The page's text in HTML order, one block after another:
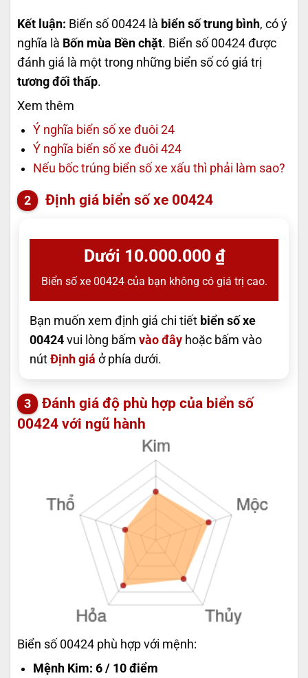
Kết luận: Biển số 00424 là biển số trung bình, có ý
nghĩa là Bốn mùa Bền chặt. Biển số 00424 được
đánh giá là một trong những biển số có giá trị
tương đối thấp.
Xem thêm
Ý nghĩa biển số xe đuôi 24
Ý nghĩa biển số xe đuôi 424
Nếu bốc trúng biển số xe xấu thì phải làm sao?
Định giá biển số xe 00424
Dưới 10.000.000 ₫
Biển số xe 00424 của bạn không có giá trị cao.
Bạn muốn xem định giá chi tiết biển số xe
00424 vui lòng bấm vào đây hoặc bấm vào
nút Định giá ở phía dưới.
Đánh giá độ phù hợp của biển số
00424 với ngũ hành
Biển số 00424 phù hợp với mệnh:
Mệnh Kim: 6 / 10 điểm